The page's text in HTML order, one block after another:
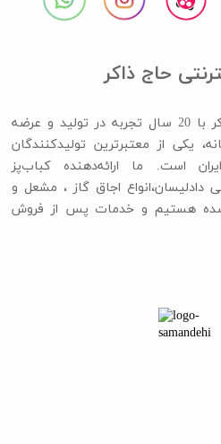
حاج ذاکر
گروه صنعتی و بازرگانی حاج ذاکر با 20 سال تجربه در تولید و عرضه
یکی از معتبرترین تولیدکنندگان
است. ما ارائه‌دهنده کباب‌پز
دادلیسان،انواع اجاق گاز ،​​​​​​​ مشعل و
هستیم و خدمات پس از فروش